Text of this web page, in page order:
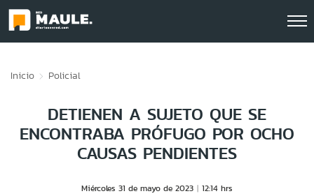
Inicio Policial
DETIENEN A SUJETO QUE SE
ENCONTRABA PRÓFUGO POR OCHO
CAUSAS PENDIENTES
Miércoles 31 de mayo de 2023 12:14 hrs